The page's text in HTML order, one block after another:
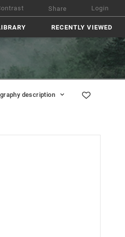
Share Login
RECENTLY VIEWED
description